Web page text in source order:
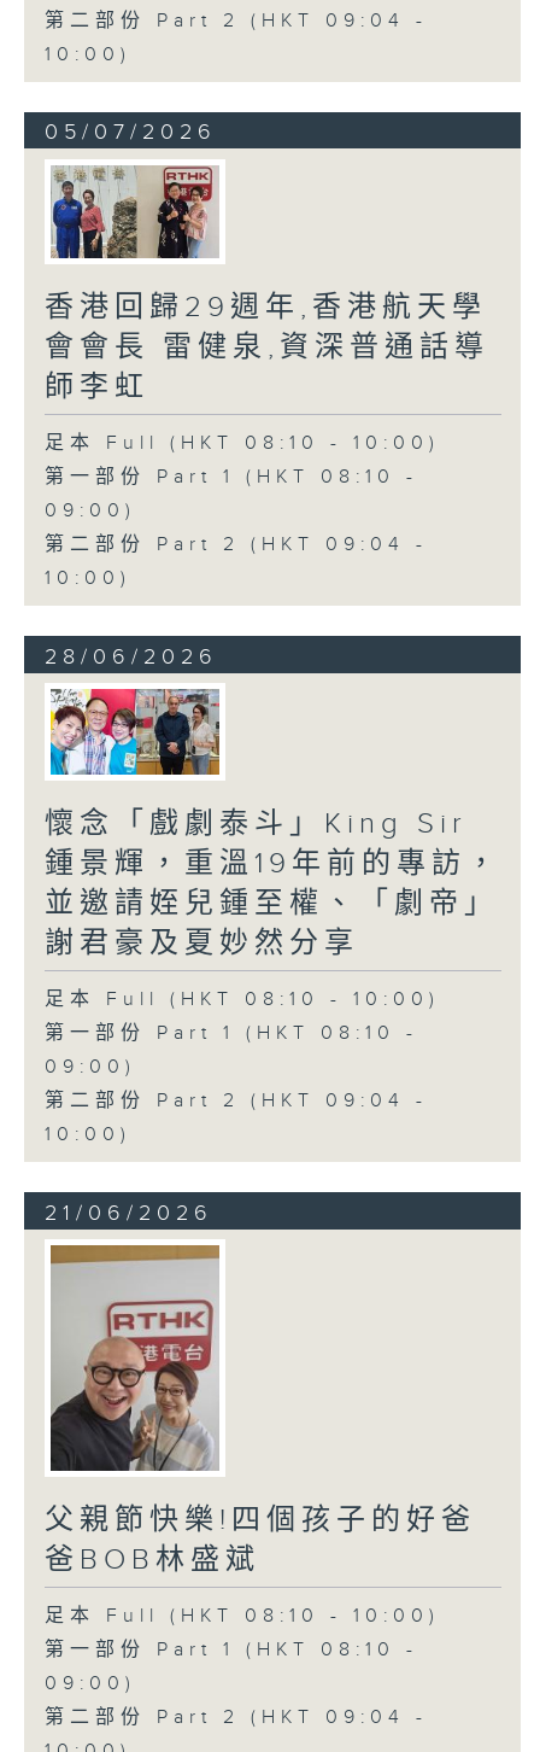
第二部份 Part 2 (HKT 09:04 -
10:00)
05/07/2026
香港回歸29週年,香港航天學
會會長 雷健泉,資深普通話導
師李虹
足本 Full (HKT 08:10 - 10:00)
第一部份 Part 1 (HKT 08:10 -
09:00)
第二部份 Part 2 (HKT 09:04 -
10:00)
28/06/2026
懷念「戲劇泰斗」King Sir
鍾景輝，重溫19年前的專訪，
並邀請姪兒鍾至權、「劇帝」
謝君豪及夏妙然分享
足本 Full (HKT 08:10 - 10:00)
第一部份 Part 1 (HKT 08:10 -
09:00)
第二部份 Part 2 (HKT 09:04 -
10:00)
21/06/2026
父親節快樂!四個孩子的好爸
爸BOB林盛斌
足本 Full (HKT 08:10 - 10:00)
第一部份 Part 1 (HKT 08:10 -
09:00)
第二部份 Part 2 (HKT 09:04 -